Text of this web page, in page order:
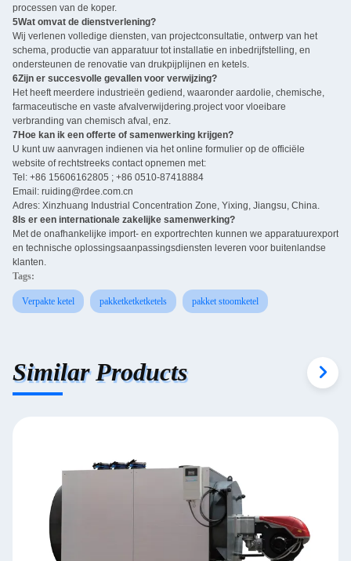
processen van de koper.
5Wat omvat de dienstverlening?
Wij verlenen volledige diensten, van projectconsultatie, ontwerp van het
schema, productie van apparatuur tot installatie en inbedrijfstelling, en
ondersteunen de renovatie van drukpijplijnen en ketels.
6Zijn er succesvolle gevallen voor verwijzing?
Het heeft meerdere industrieën gediend, waaronder aardolie, chemische,
farmaceutische en vaste afvalverwijdering.project voor vloeibare
verbranding van chemisch afval, enz.
7Hoe kan ik een offerte of samenwerking krijgen?
U kunt uw aanvragen indienen via het online formulier op de officiële
website of rechtstreeks contact opnemen met:
Tel: +86 15606162805 ; +86 0510-87418884
Email: ruiding@rdee.com.cn
Adres: Xinzhuang Industrial Concentration Zone, Yixing, Jiangsu, China.
8Is er een internationale zakelijke samenwerking?
Met de onafhankelijke import- en exportrechten kunnen we apparatuurexport
en technische oplossingsaanpassingsdiensten leveren voor buitenlandse
klanten.
Tags:
Verpakte ketel pakketketketketels pakket stoomketel
Similar Products